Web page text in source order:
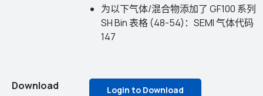
为以下气体/混合物添加了 GF100 系列
SH Bin 表格 (48-54)：SEMI 气体代码
147
Download Login to Download